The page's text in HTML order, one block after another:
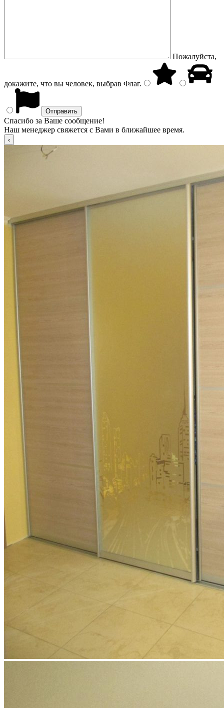
Пожалуйста,
докажите, что вы человек, выбрав Флаг.
Спасибо за Ваше сообщение!
Наш менеджер свяжется с Вами в ближайшее время.